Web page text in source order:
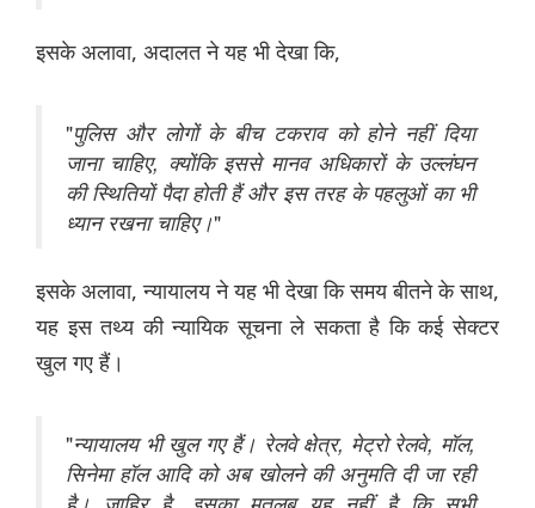
इसके अलावा, अदालत ने यह भी देखा कि,
"पुलिस और लोगों के बीच टकराव को होने नहीं दिया
जाना चाहिए, क्योंकि इससे मानव अधिकारों के उल्लंघन
की स्थितियों पैदा होती हैं और इस तरह के पहलुओं का भी
ध्यान रखना चाहिए।"
इसके अलावा, न्यायालय ने यह भी देखा कि समय बीतने के साथ,
यह इस तथ्य की न्यायिक सूचना ले सकता है कि कई सेक्टर
खुल गए हैं।
"न्यायालय भी खुल गए हैं। रेलवे क्षेत्र, मेट्रो रेलवे, मॉल,
सिनेमा हॉल आदि को अब खोलने की अनुमति दी जा रही